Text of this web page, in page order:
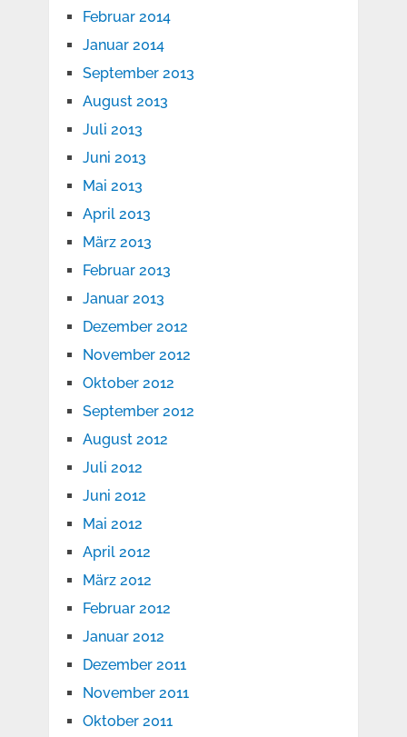
Februar 2014
Januar 2014
September 2013
August 2013
Juli 2013
Juni 2013
Mai 2013
April 2013
März 2013
Februar 2013
Januar 2013
Dezember 2012
November 2012
Oktober 2012
September 2012
August 2012
Juli 2012
Juni 2012
Mai 2012
April 2012
März 2012
Februar 2012
Januar 2012
Dezember 2011
November 2011
Oktober 2011